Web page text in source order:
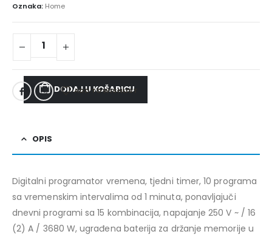
Oznaka: Home
DODAJ U KOŠARICU
ADD TO WISHLIST
OPIS
Digitalni programator vremena, tjedni timer, 10 programa
sa vremenskim intervalima od 1 minuta, ponavljajuči
dnevni programi sa 15 kombinacija, napajanje 250 V ~ / 16
(2) A / 3680 W, ugrađena baterija za držanje memorije u